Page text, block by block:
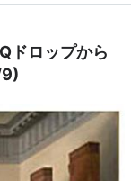
ドロップから